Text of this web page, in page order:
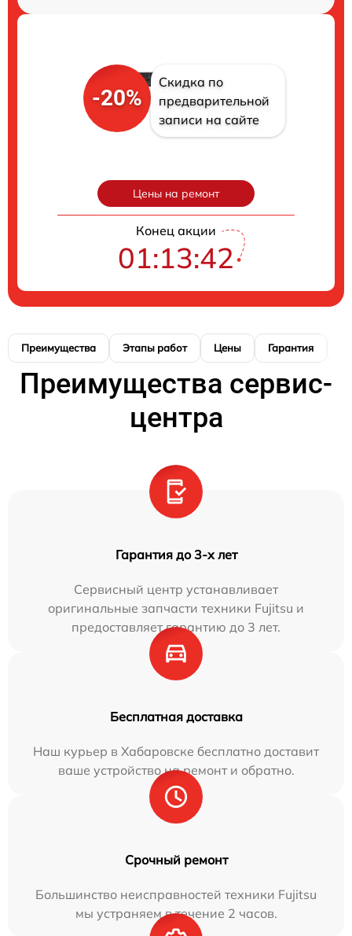
-20%
Скидка по
предварительной
записи на сайте
Цены на ремонт
Конец акции
01:13:41
Преимущества Этапы работ Цены Гарантия
Преимущества сервис-
центра
Гарантия до 3-х лет
Сервисный центр устанавливает
оригинальные запчасти техники Fujitsu и
предоставляет гарантию до 3 лет.
Бесплатная доставка
Наш курьер в Хабаровске бесплатно доставит
ваше устройство на ремонт и обратно.
Срочный ремонт
Большинство неисправностей техники Fujitsu
мы устраняем в течение 2 часов.